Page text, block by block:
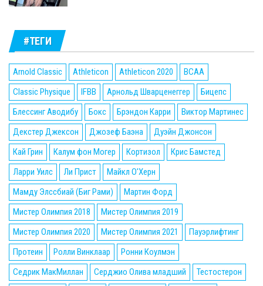
#ТЕГИ
Arnold Classic Athleticon Athleticon 2020
BCAA
Classic Physique
IFBB Арнольд Шварценеггер
Бицепс
Блессинг Аводибу
Бокс Брэндон Карри
Виктор Мартинес
Декстер Джексон
Джозеф Баэна
Дуэйн Джонсон
Кай Грин
Калум фон Могер Кортизол
Крис Бамстед
Ларри Уилс
Ли Прист
Майкл О'Херн
Мамду Элссбиай (Биг Рами)
Мартин Форд
Мистер Олимпия 2018
Мистер Олимпия 2019
Мистер Олимпия 2020
Мистер Олимпия 2021
Пауэрлифтинг
Протеин
Ролли Винклаар
Ронни Коулмэн
Седрик МакМиллан
Серджио Олива младший
Тестостерон